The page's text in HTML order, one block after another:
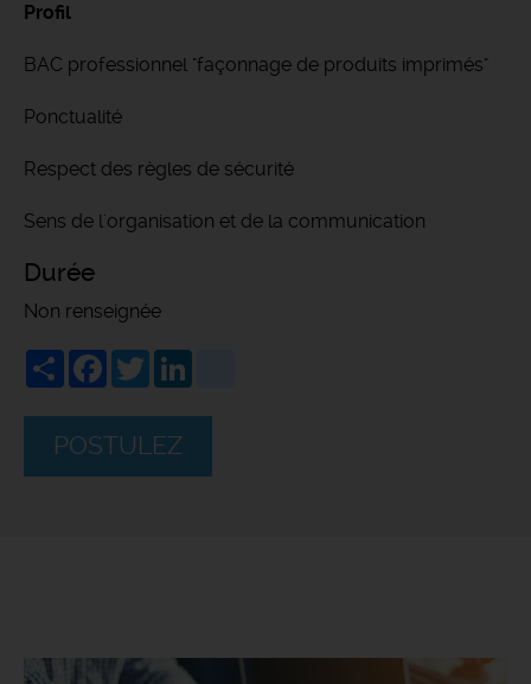
Profil
BAC professionnel "façonnage de produits imprimés"
Ponctualité
Respect des règles de sécurité
Sens de l'organisation et de la communication
Durée
Non renseignée
ShareFacebook
Twitter
POSTULEZ